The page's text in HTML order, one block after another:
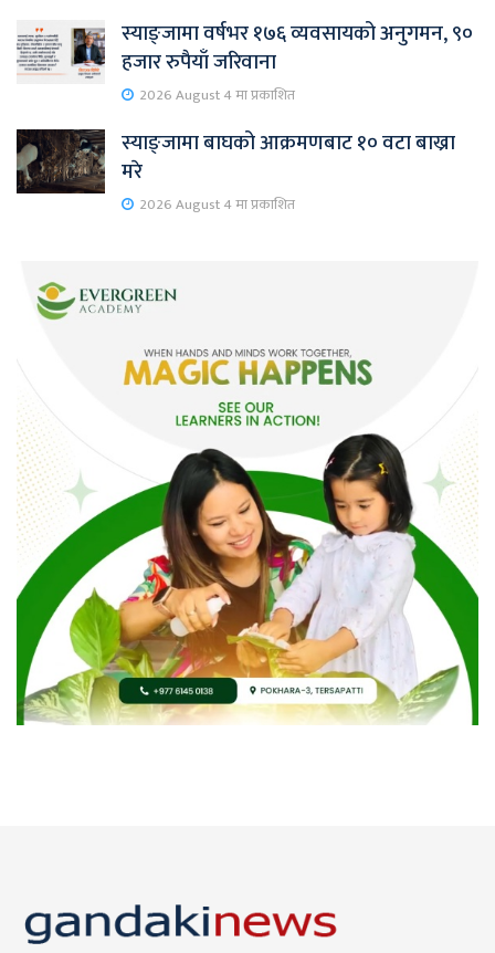
स्याङ्जामा वर्षभर १७६ व्यवसायको अनुगमन, ९०
हजार रुपैयाँ जरिवाना
2026 August 4 मा प्रकाशित
स्याङ्जामा बाघको आक्रमणबाट १० वटा बाख्रा
मरे
2026 August 4 मा प्रकाशित